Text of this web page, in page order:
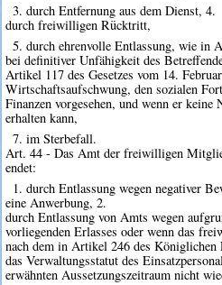
3. durch Entfernung aus dem Dienst, 4.
durch freiwilligen Rücktritt,
5. durch ehrenvolle Entlassung, wie in
bei definitiver Unfähigkeit des
Artikel 117 des Gesetzes vom 14.
Wirtschaftsaufschwung, den sozialen
Finanzen vorgesehen, und wenn er
erhalten kann,
7. im Sterbefall.
Art. 44 - Das Amt der freiwilligen
endet:
1. durch Entlassung wegen negativer
eine Anwerbung, 2.
durch Entlassung von Amts wegen
vorliegenden Erlasses oder wenn das
nach dem in Artikel 246 des
das Verwaltungsstatut des
erwähnten Aussetzungszeitraum nicht